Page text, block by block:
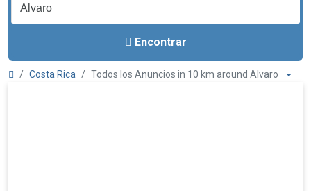
Encontrar
Costa Rica Todos los Anuncios in 10 km around Alvaro